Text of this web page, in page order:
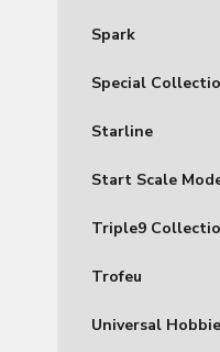
Spark
Special
Starline
Start Scale
Triple9
Trofeu
Universal